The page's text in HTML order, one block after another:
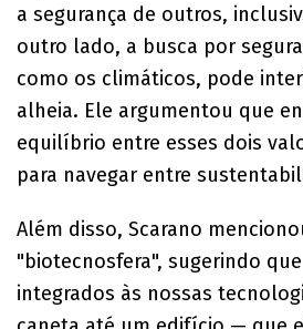
a segurança de outros,
outro lado, a busca por
como os climáticos, pode
alheia. Ele argumentou que
equilíbrio entre esses dois
para navegar entre
Além disso, Scarano
"biotecnosfera", sugerindo
integrados às nossas